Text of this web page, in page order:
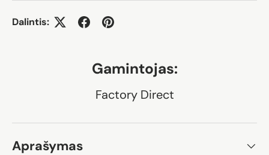
Dalintis:
Gamintojas:
Factory Direct
Aprašymas